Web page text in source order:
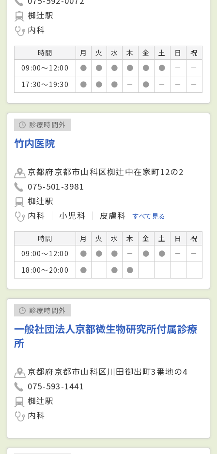
椥辻駅
内科
時間 月 火 水 木 金 土 日
祝
09:00～12:00
● ● ● ● ● ● －
－
17:30～19:30
● ● ● － ● － － －
診療時間外
竹内医院
京都府京都市山科区椥辻中在家町12の2
075-501-3981
椥辻駅
内科
小児科 皮膚科 すべて見る
時間 月 火 水 木 金 土 日
祝
09:00～12:00
● ● ● － ● ● －
－
18:00～20:00
● － ● ● － － － －
診療時間外
一般社団法人京都微生物研究所付属診療
所
京都府京都市山科区川田御出町3番地の4
075-593-1441
椥辻駅
内科